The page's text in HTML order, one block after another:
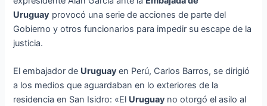
Uruguay provocó una serie de acciones de parte del
Gobierno y otros funcionarios para impedir su escape de la
justicia.
El embajador de Uruguayen Perú, Carlos Barros, se dirigió
a los medios que aguardaban en lo exteriores de la
residencia en San Isidro: «El Uruguay no otorgó el asilo al